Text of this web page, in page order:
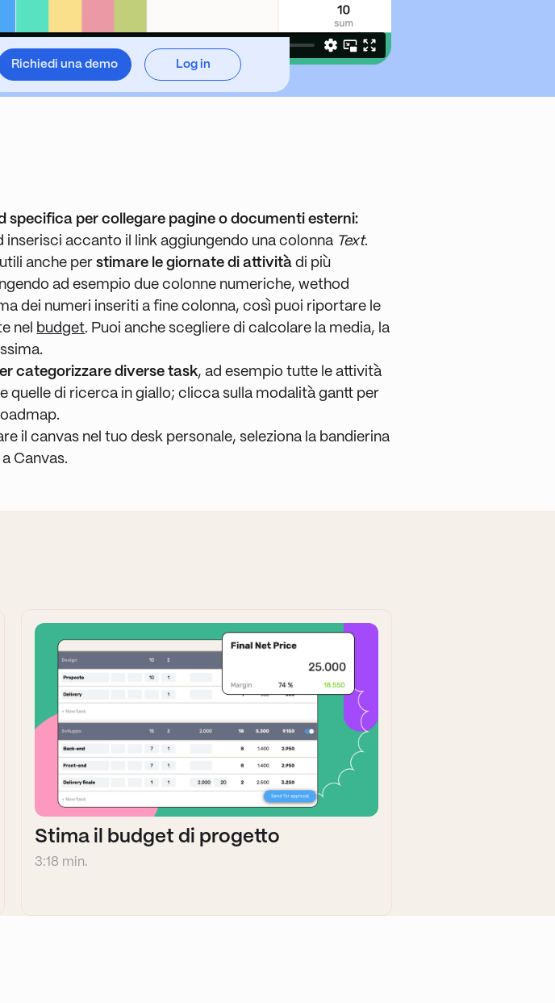
Richiedi una demo Log in
specifica per collegare pagine o documenti esterni:
inserisci accanto il link aggiungendo una colonna Text.
anche perstimare le giornate di attività di più
ad esempio due colonne numeriche, wethod
dei numeri inseriti a fine colonna, così puoi riportare le
nel budget. Puoi anche scegliere di calcolare la media, la
categorizzare diverse task, ad esempio tutte le attività
quelle di ricerca in giallo; clicca sulla modalità gantt per
il canvas nel tuo desk personale, seleziona la bandierina
Canvas.
Stima il budget di progetto
3:18 min.